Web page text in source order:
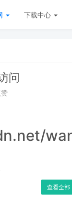
下载中心
问
查看全部